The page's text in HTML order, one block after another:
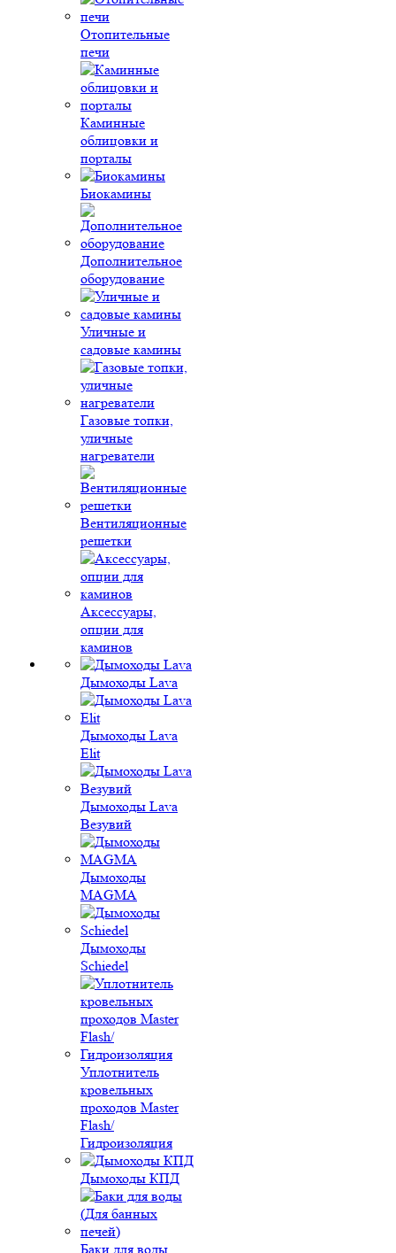
Отопительные
печи
Каминные
облицовки и
порталы
Биокамины
Дополнительное
оборудование
Уличные и
садовые камины
Газовые топки,
уличные
нагреватели
Вентиляционные
решетки
Аксессуары,
опции для
каминов
Дымоходы Lava
Дымоходы Lava
Elit
Дымоходы Lava
Везувий
Дымоходы
MAGMA
Дымоходы
Schiedel
Уплотнитель
кровельных
проходов Master
Flash/
Гидроизоляция
Дымоходы КПД
Баки для воды